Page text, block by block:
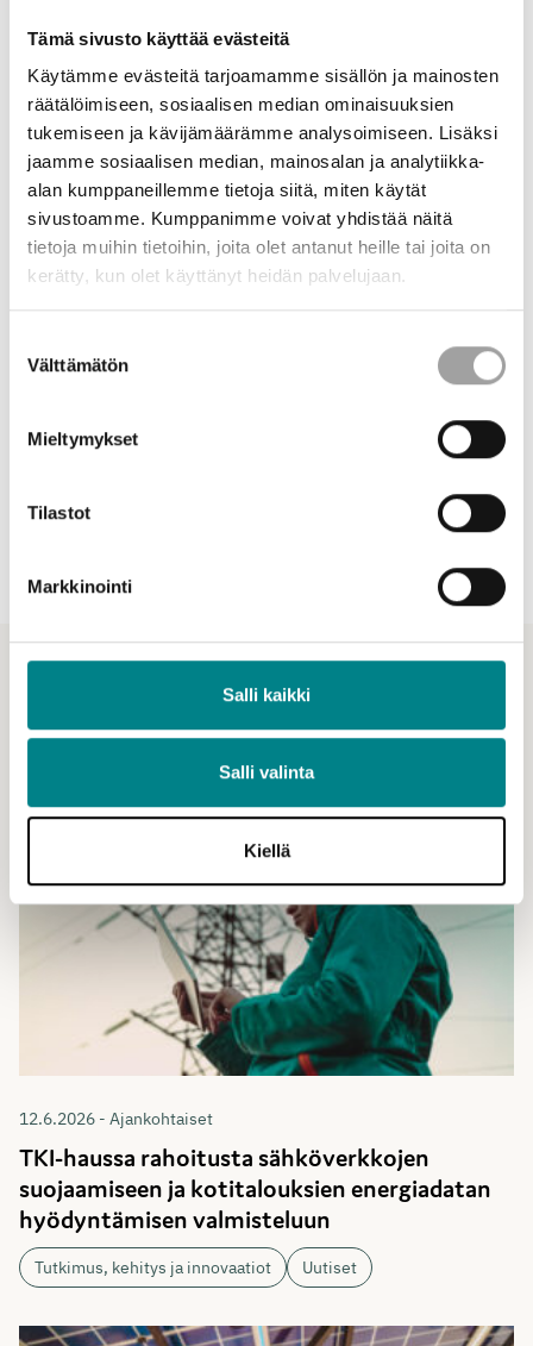
Tämä sivusto käyttää evästeitä
Käytämme evästeitä tarjoamamme sisällön ja mainosten
räätälöimiseen, sosiaalisen median ominaisuuksien
tukemiseen ja kävijämäärämme analysoimiseen. Lisäksi
jaamme sosiaalisen median, mainosalan ja analytiikka-
alan kumppaneillemme tietoja siitä, miten käytät
sivustoamme. Kumppanimme voivat yhdistää näitä
tietoja muihin tietoihin, joita olet antanut heille tai joita on
kerätty, kun olet käyttänyt heidän palvelujaan.
valinta
Välttämätön
Mieltymykset
Tilastot
Markkinointi
Salli kaikki
Salli valinta
Kiellä
Joustavia opintokokonaisuuksia
tarpeeseen
Tulevaisuuden työvoiman varmistaminen on ongelma, joka
koskettaa toimialan ohella myös oppilaitoksia. Kiinteistö- ja
rakennusalan osaamisaluepäällikköJorma Säterinäkee
oppilaitoksen tehtävänä varmistaa riittävän monipuoliset ja
erilaisia tarpeita huomiovat opintopolut, jolla toimialan kysyntään
vastataan mahdollisimman hyvin.
Metropolian tarjonta käsittää sähkötekniikan, talotekniikan,
energiaratkaisujen koulutusta eri kohderyhmille tarpeen
toteutustapa räätälöidään oppijan tarpeiden ja mahdollisuuksien
mukaan. Perustutkintokoulutuksen lisäksi tarjolla on osaamista
hankkeissa sekä maksullisena täydennyskoulutuksena. Toteutus
on monimuotoista: opiskella voi kampuksella, verkossa tai näitä
Katso myös
Katso kaikki ajankohtaiset
12.6.2026 - Ajankohtaiset
TKI-haussa rahoitusta sähköverkkojen
suojaamiseen ja kotitalouksien energiadatan
hyödyntämisen valmisteluun
Tutkimus, kehitys ja innovaatiot Uutiset